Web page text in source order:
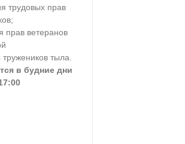
трудовых прав
ветеранов
тыла.
в будние дни